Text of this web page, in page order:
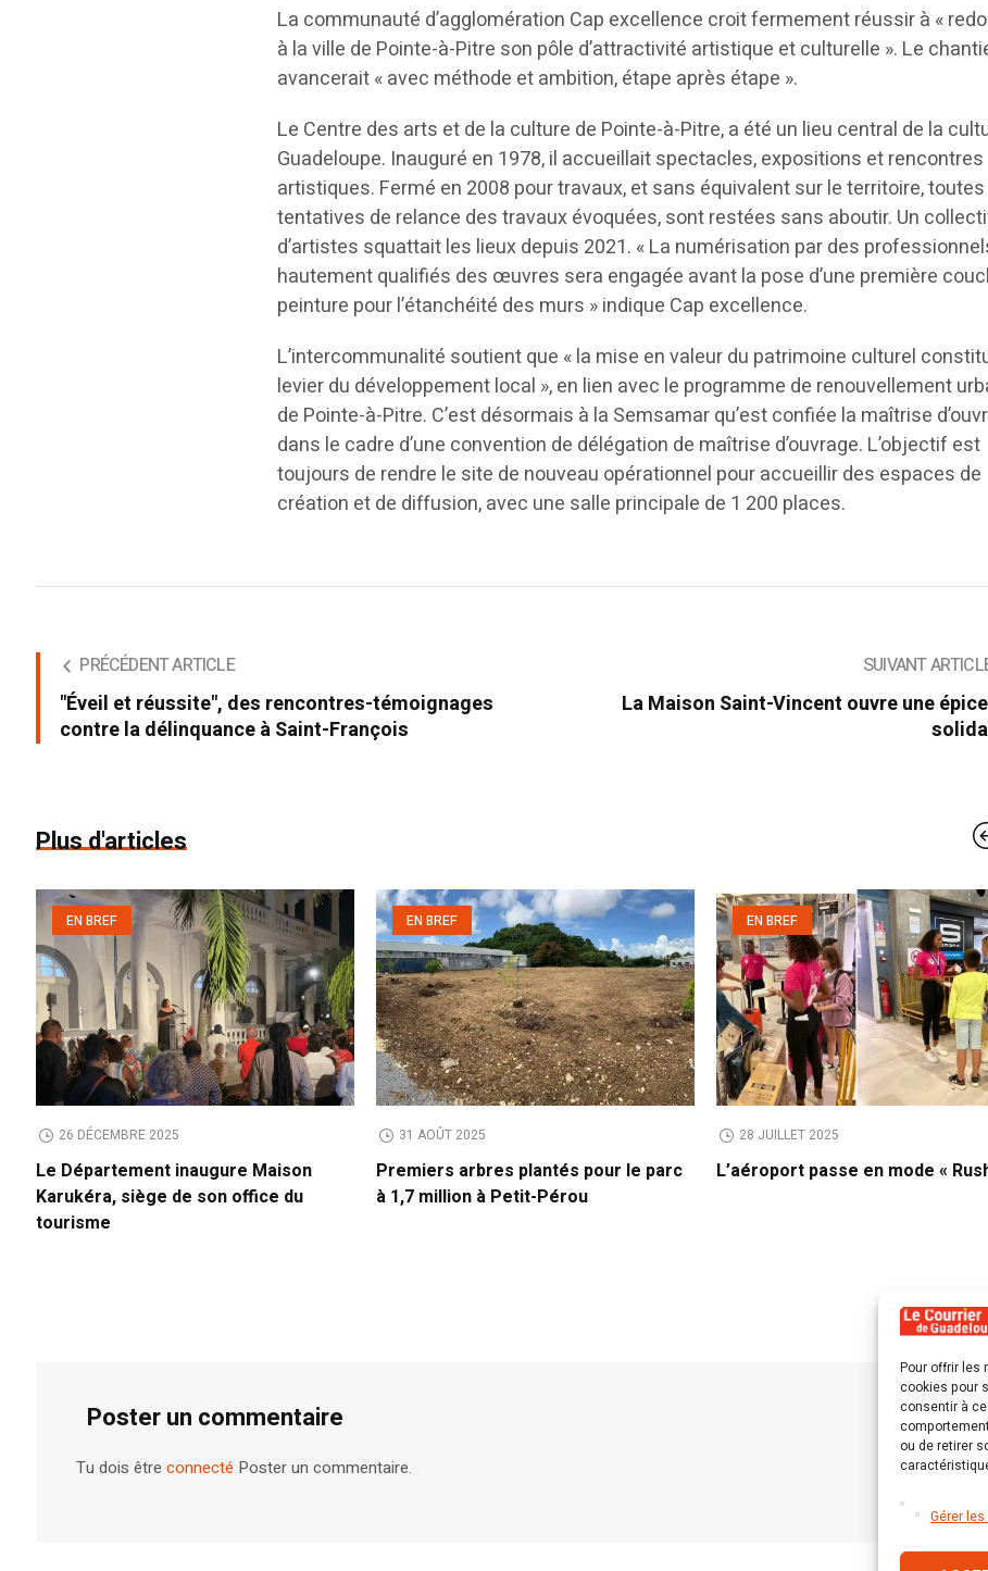
Pour offrir les
cookies pour
consentir à
ou de retirer
Gérer
La communauté d’agglomération Cap excellence croit fermement réussir à «
à la ville de Pointe-à-Pitre son pôle d’attractivité artistique et culturelle ». Le
avancerait « avec méthode et ambition, étape après étape ».
Le Centre des arts et de la culture de Pointe-à-Pitre, a été un lieu central de la
Guadeloupe. Inauguré en 1978, il accueillait spectacles, expositions et rencontres
artistiques. Fermé en 2008 pour travaux, et sans équivalent sur le territoire,
tentatives de relance des travaux évoquées, sont restées sans aboutir. Un
d’artistes squattait les lieux depuis 2021. « La numérisation par des
hautement qualifiés des œuvres sera engagée avant la pose d’une première
peinture pour l’étanchéité des murs » indique Cap excellence.
L’intercommunalité soutient que « la mise en valeur du patrimoine culturel
levier du développement local », en lien avec le programme de renouvellement
de Pointe-à-Pitre. C’est désormais à la Semsamar qu’est confiée la maîtrise
dans le cadre d’une convention de délégation de maîtrise d’ouvrage. L’objectif est
toujours de rendre le site de nouveau opérationnel pour accueillir des espaces de
création et de diffusion, avec une salle principale de 1 200 places.
PRÉCÉDENT ARTICLE
"Éveil et réussite", des rencontres-témoignages
contre la délinquance à Saint-François
SUIVANT
La Maison Saint-Vincent ouvre une
Plus d'articles
EN BREF
26 DÉCEMBRE 2025
Le Département inaugure Maison
Karukéra, siège de son office du
tourisme
EN BREF
31 AOÛT 2025
Premiers arbres plantés pour le parc
à 1,7 million à Petit-Pérou
EN BREF
28 JUILLET 2025
L’aéroport passe en mode «
Poster un commentaire
Tu dois êtreconnecté Poster un commentaire.